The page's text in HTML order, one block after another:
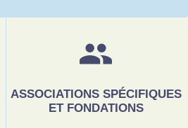
group
ASSOCIATIONS SPÉCIFIQUES
ET FONDATIONS